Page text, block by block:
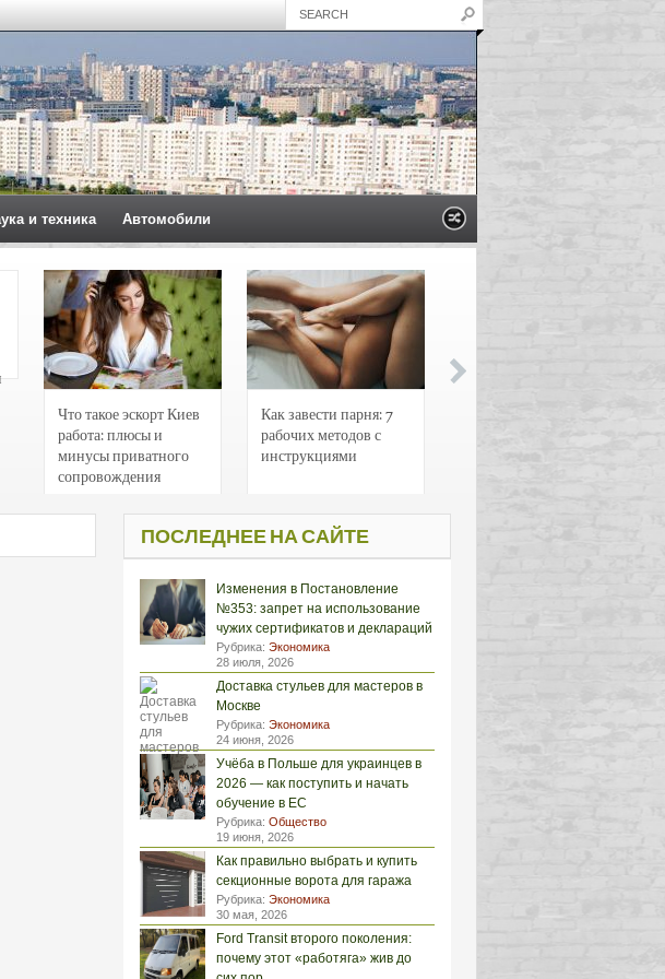
и техника Автомобили
Что такое эскорт Киев
работа: плюсы и
минусы приватного
сопровождения
Как завести парня: 7
рабочих методов с
инструкциями
ПОСЛЕДНЕЕ НА САЙТЕ
Изменения в Постановление
№353: запрет на использование
чужих сертификатов и деклараций
Рубрика: Экономика
28 июля, 2026
Доставка стульев для мастеров в
Москве
Рубрика: Экономика
24 июня, 2026
Учёба в Польше для украинцев в
2026 — как поступить и начать
обучение в ЕС
Рубрика: Общество
19 июня, 2026
Как правильно выбрать и купить
секционные ворота для гаража
Рубрика: Экономика
30 мая, 2026
Ford Transit второго поколения:
почему этот «работяга» жив до